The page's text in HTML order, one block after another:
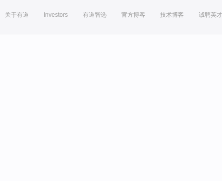
关于有道 Investors 有道智选 官方博客 技术博客 诚聘英才